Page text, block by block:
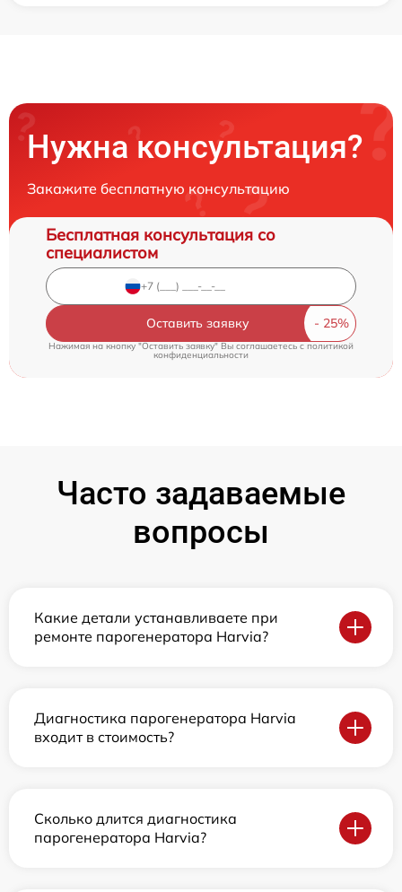
Нужна консультация?
Закажите бесплатную консультацию
Бесплатная консультация со
специалистом
Оставить заявку
Нажимая на кнопку "Оставить заявку" Вы соглашаетесь cполитикой
конфиденциальности
Часто задаваемые
вопросы
Какие детали устанавливаете при
ремонте парогенератора Harvia?
Диагностика парогенератора Harvia
входит в стоимость?
Сколько длится диагностика
парогенератора Harvia?